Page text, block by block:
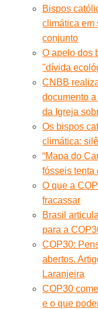
Bispos
climática em
conjunto
O apelo dos
"dívida
CNBB
documento
da Igreja
Os bispos
climática:
“Mapa do
fósseis tenta
O que a
fracassar
Brasil
para a
COP30:
abertos.
Laranjeira
COP30
e o que